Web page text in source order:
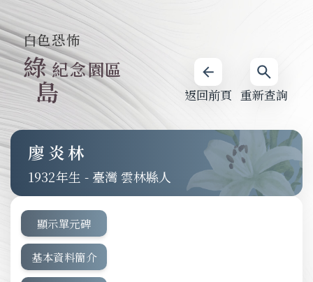
重新查詢
返回前頁
白色恐怖
綠
島
紀念園區
廖炎林
1932 - 臺灣 雲林縣人
顯示單元碑
基本資料簡介